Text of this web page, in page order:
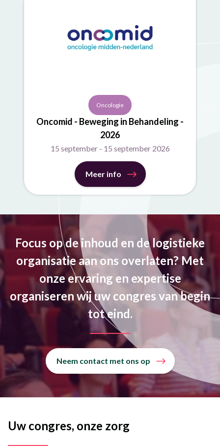
Oncologie
Oncomid - Beweging in Behandeling -
2026
15 september - 15 september 2026
Meer info
Focus op de inhoud en de logistieke
organisatie aan ons overlaten? Met
onze ervaring en expertise
organiseren wij uw congres van begin
tot eind.
Neem contact met ons op
Uw congres, onze zorg